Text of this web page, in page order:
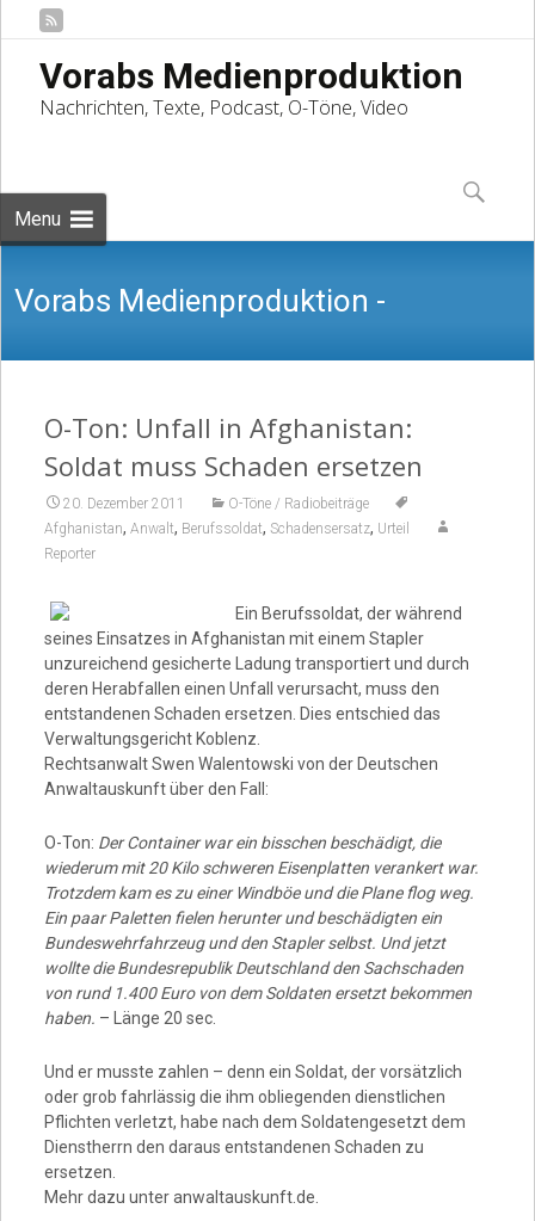
Vorabs Medienproduktion
Nachrichten, Texte, Podcast, O-Töne, Video
Menu
to
content
Suchen
nach:
Vorabs Medienproduktion -
Nachrichten, Texte, Podcast, O-Töne,
Video
O-Ton: Unfall in Afghanistan:
Soldat muss Schaden ersetzen
20. Dezember 2011
O-Töne / Radiobeiträge
Afghanistan, Anwalt, Berufssoldat, Schadensersatz, Urteil
Reporter
Ein Berufssoldat, der während
seines Einsatzes in Afghanistan mit einem Stapler
unzureichend gesicherte Ladung transportiert und durch
deren Herabfallen einen Unfall verursacht, muss den
entstandenen Schaden ersetzen. Dies entschied das
Verwaltungsgericht Koblenz.
Rechtsanwalt Swen Walentowski von der Deutschen
Anwaltauskunft über den Fall:
O-Ton: Der Container war ein bisschen beschädigt, die
wiederum mit 20 Kilo schweren Eisenplatten verankert war.
Trotzdem kam es zu einer Windböe und die Plane flog weg.
Ein paar Paletten fielen herunter und beschädigten ein
Bundeswehrfahrzeug und den Stapler selbst. Und jetzt
wollte die Bundesrepublik Deutschland den Sachschaden
von rund 1.400 Euro von dem Soldaten ersetzt bekommen
haben. – Länge 20 sec.
Und er musste zahlen – denn ein Soldat, der vorsätzlich
oder grob fahrlässig die ihm obliegenden dienstlichen
Pflichten verletzt, habe nach dem Soldatengesetzt dem
Dienstherrn den daraus entstandenen Schaden zu
ersetzen.
Mehr dazu unter anwaltauskunft.de.